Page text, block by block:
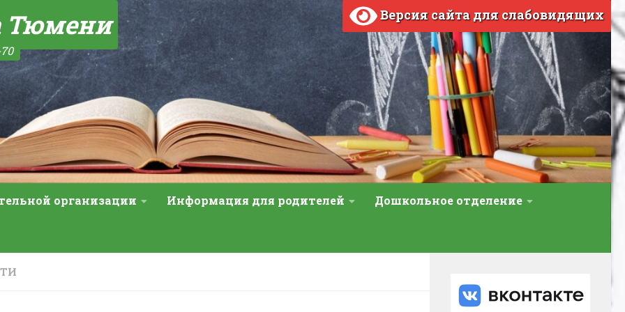
Тюмени Версия сайта для слабовидящих
организации Информация для родителей Дошкольное отделение